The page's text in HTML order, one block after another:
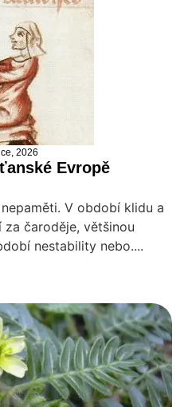
2026
Evropě
V období klidu a
čaroděje, většinou
nestability nebo....